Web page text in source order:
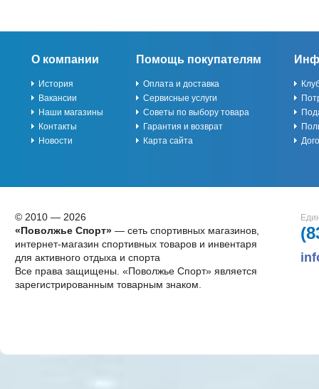
О компании
История
Вакансии
Наши магазины
Контакты
Новости
Помощь покупателям
Оплата и доставка
Сервисные услуги
Советы по выбору товара
Гарантия и возврат
Карта сайта
© 2010 — 2026
«Поволжье Спорт»— сеть спортивных магазинов,
интернет-магазин спортивных товаров и инвентаря
для активного отдыха и спорта
Все права защищены. «Поволжье Спорт» является
зарегистрированным товарным знаком.